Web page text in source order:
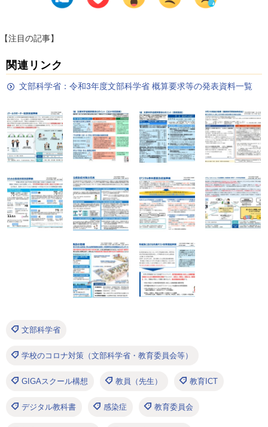
【注目の記事】
関連リンク
文部科学省：令和3年度文部科学省 概算要求等の発表資料一覧
文部科学省
学校のコロナ対策（文部科学省・教育委員会等）
GIGAスクール構想 教員（先生） 教育ICT
デジタル教科書 感染症 教育委員会